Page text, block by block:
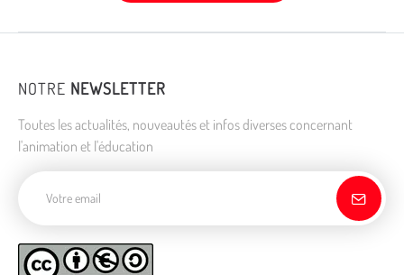
NOTRE NEWSLETTER
Toutes les actualités, nouveautés et infos diverses concernant
l'animation et l'éducation